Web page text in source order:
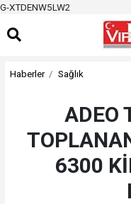
G-XTDENW5LW2
Haberler Sağlık
ADEO
6300